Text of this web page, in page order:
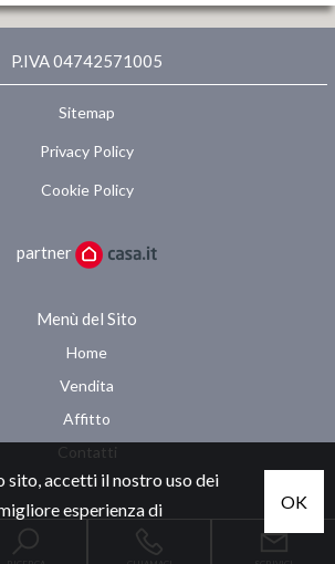
P.IVA 04742571005
Sitemap
Privacy Policy
Cookie Policy
partner
Menù del Sito
Home
Vendita
Affitto
Contatti
sito, accetti il nostro uso dei
esperienza di
OK